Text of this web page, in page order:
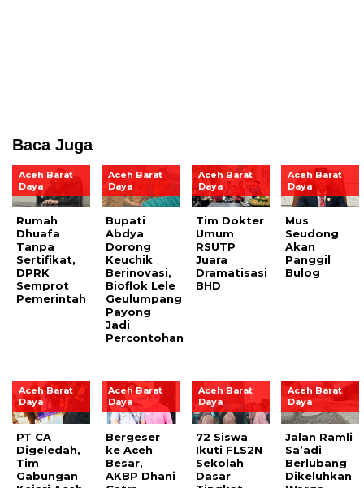
Baca Juga
Aceh Barat
Daya
Rumah
Dhuafa
Tanpa
Sertifikat,
DPRK
Semprot
Pemerintah
Aceh Barat
Daya
Bupati
Abdya
Dorong
Keuchik
Berinovasi,
Bioflok Lele
Geulumpang
Payong
Jadi
Percontohan
Aceh Barat
Daya
Tim Dokter
Umum
RSUTP
Juara
Dramatisasi
BHD
Aceh Barat
Daya
Mus
Seudong
Akan
Panggil
Bulog
Aceh Barat
Daya
PT CA
Digeledah,
Tim
Gabungan
Aceh Barat
Daya
Bergeser
ke Aceh
Besar,
AKBP Dhani
Aceh Barat
Daya
72 Siswa
Ikuti FLS2N
Sekolah
Dasar
Aceh Barat
Daya
Jalan Ramli
Sa’adi
Berlubang
Dikeluhkan